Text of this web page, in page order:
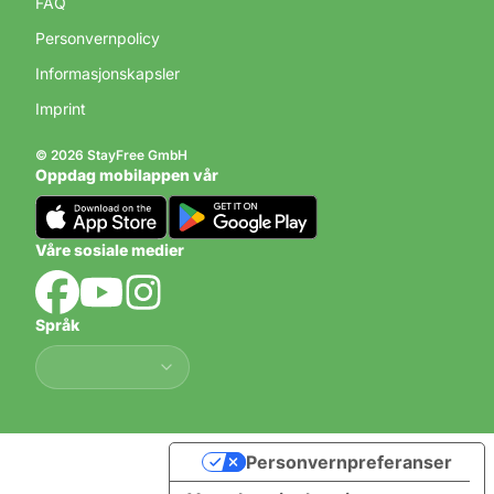
Personvernpolicy
Informasjonskapsler
Imprint
© 2026 StayFree GmbH
Oppdag mobilappen vår
Våre sosiale medier
Språk
Språk
Personvernpreferanser